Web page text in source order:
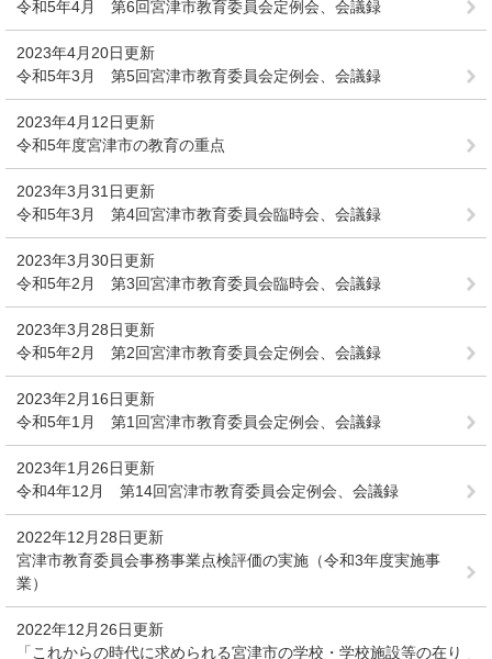
令和5年4月 第6回宮津市教育委員会定例会、会議録
2023年4月20日更新
令和5年3月 第5回宮津市教育委員会定例会、会議録
2023年4月12日更新
令和5年度宮津市の教育の重点
2023年3月31日更新
令和5年3月 第4回宮津市教育委員会臨時会、会議録
2023年3月30日更新
令和5年2月 第3回宮津市教育委員会臨時会、会議録
2023年3月28日更新
令和5年2月 第2回宮津市教育委員会定例会、会議録
2023年2月16日更新
令和5年1月 第1回宮津市教育委員会定例会、会議録
2023年1月26日更新
令和4年12月 第14回宮津市教育委員会定例会、会議録
2022年12月28日更新
宮津市教育委員会事務事業点検評価の実施（令和3年度実施事
業）
2022年12月26日更新
「これからの時代に求められる宮津市の学校・学校施設等の在り